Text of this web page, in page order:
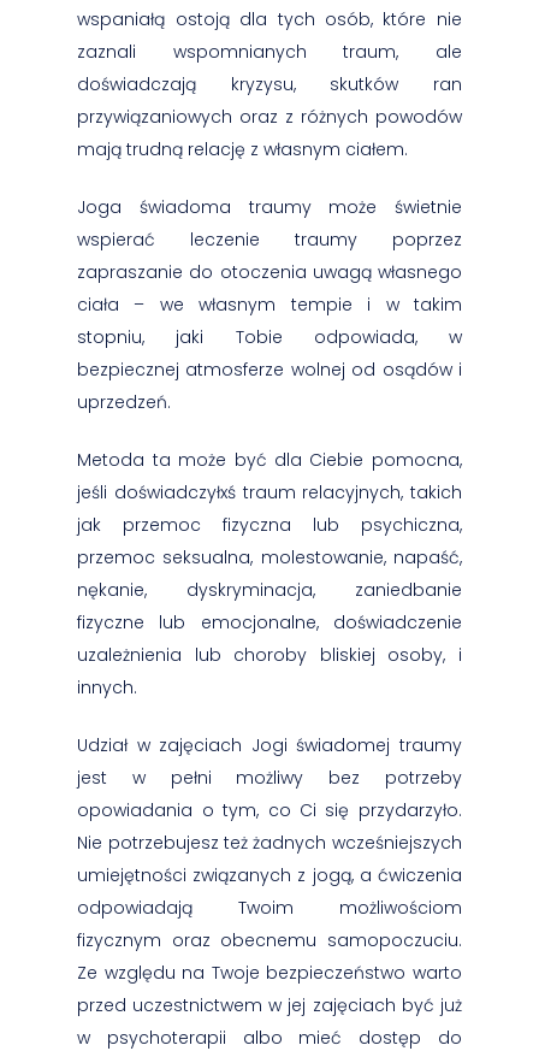
wspaniałą ostoją dla tych osób, które nie
zaznali wspomnianych traum, ale
doświadczają kryzysu, skutków ran
przywiązaniowych oraz z różnych powodów
mają trudną relację z własnym ciałem.
Joga świadoma traumy może świetnie
wspierać leczenie traumy poprzez
zapraszanie do otoczenia uwagą własnego
ciała – we własnym tempie i w takim
stopniu, jaki Tobie odpowiada, w
bezpiecznej atmosferze wolnej od osądów i
uprzedzeń.
Metoda ta może być dla Ciebie pomocna,
jeśli doświadczyłxś traum relacyjnych, takich
jak przemoc fizyczna lub psychiczna,
przemoc seksualna, molestowanie, napaść,
nękanie, dyskryminacja, zaniedbanie
fizyczne lub emocjonalne, doświadczenie
uzależnienia lub choroby bliskiej osoby, i
innych.
Udział w zajęciach Jogi świadomej traumy
jest w pełni możliwy bez potrzeby
opowiadania o tym, co Ci się przydarzyło.
Nie potrzebujesz też żadnych wcześniejszych
umiejętności związanych z jogą, a ćwiczenia
odpowiadają Twoim możliwościom
fizycznym oraz obecnemu samopoczuciu.
Ze względu na Twoje bezpieczeństwo warto
przed uczestnictwem w jej zajęciach być już
w psychoterapii albo mieć dostęp do